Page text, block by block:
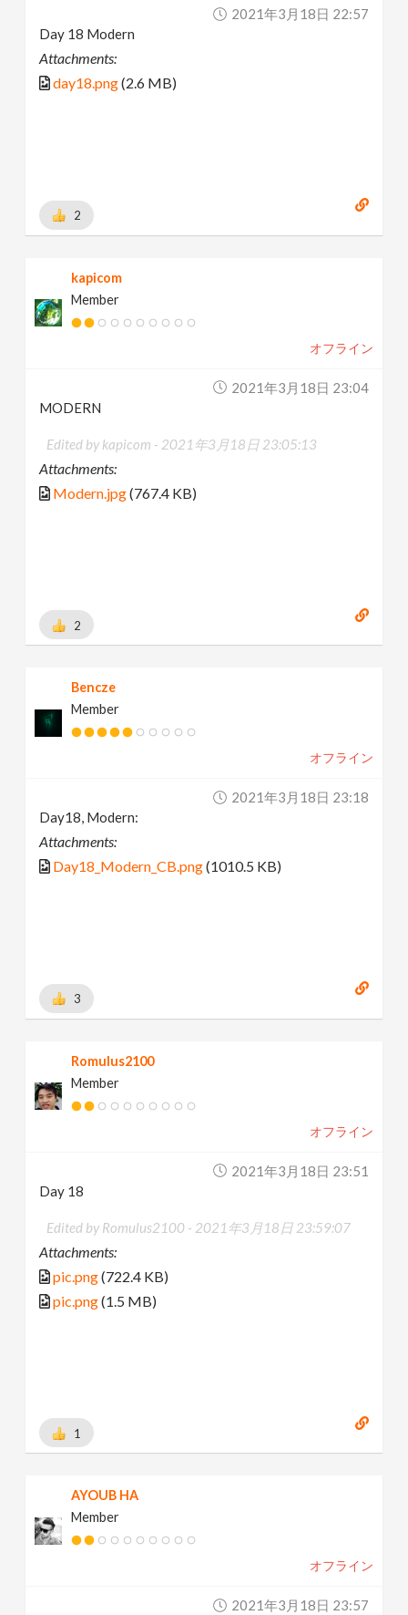
2021年3月18日 22:57
Day 18 Modern
Attachments:
day18.png(2.6 MB)
2
kapicom
Member
オフライン
2021年3月18日 23:04
MODERN
Edited by kapicom - 2021年3月18日 23:05:13
Attachments:
Modern.jpg(767.4 KB)
2
Bencze
Member
オフライン
2021年3月18日 23:18
Day18, Modern:
Attachments:
Day18_Modern_CB.png(1010.5 KB)
3
Romulus2100
Member
オフライン
2021年3月18日 23:51
Day 18
Edited by Romulus2100 - 2021年3月18日 23:59:07
Attachments:
pic.png(722.4 KB)
pic.png(1.5 MB)
1
AYOUB HA
Member
オフライン
2021年3月18日 23:57